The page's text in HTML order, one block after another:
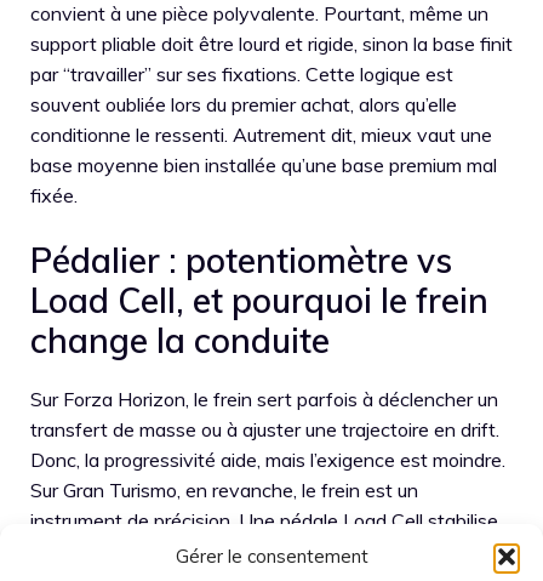
Gérer le consentement
convient à une pièce polyvalente. Pourtant, même un
support pliable doit être lourd et rigide, sinon la base finit
par “travailler” sur ses fixations. Cette logique est
souvent oubliée lors du premier achat, alors qu’elle
conditionne le ressenti. Autrement dit, mieux vaut une
base moyenne bien installée qu’une base premium mal
fixée.
Pédalier : potentiomètre vs
Load Cell, et pourquoi le frein
change la conduite
Sur Forza Horizon, le frein sert parfois à déclencher un
transfert de masse ou à ajuster une trajectoire en drift.
Donc, la progressivité aide, mais l’exigence est moindre.
Sur Gran Turismo, en revanche, le frein est un
instrument de précision. Une pédale Load Cell stabilise
les repères, car la pression devient la mesure principale.